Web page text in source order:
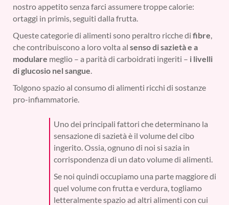
nostro appetito senza farci assumere troppe calorie:
ortaggi in primis, seguiti dalla frutta.
Queste categorie di alimenti sono peraltro ricche di fibre,
che contribuiscono a loro volta al senso di sazietà e a
modulare meglio – a parità di carboidrati ingeriti – i livelli
di glucosio nel sangue.
Tolgono spazio al consumo di alimenti ricchi di sostanze
pro-infiammatorie.
Uno dei principali fattori che determinano la
sensazione di sazietà è il volume del cibo
ingerito. Ossia, ognuno di noi si sazia in
corrispondenza di un dato volume di alimenti.
Se noi quindi occupiamo una parte maggiore di
quel volume con frutta e verdura, togliamo
letteralmente spazio ad altri alimenti con cui